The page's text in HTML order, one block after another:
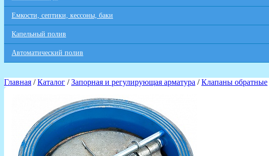
Емкости, септики, кессоны, баки
Капельный полив
Автоматический полив
Главная /Каталог /Запорная и регулирующая арматура /Клапаны обратные